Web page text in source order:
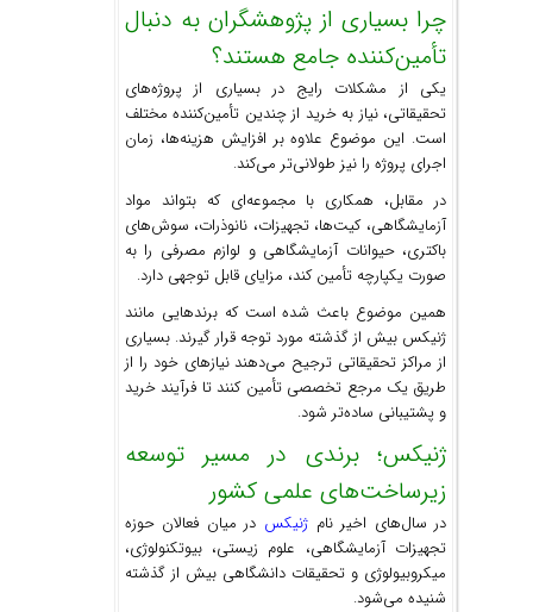
چرا بسیاری از پژوهشگران به دنبال
تأمین‌کننده جامع هستند؟
یکی از مشکلات رایج در بسیاری از پروژه‌های
تحقیقاتی، نیاز به خرید از چندین تأمین‌کننده مختلف
است. این موضوع علاوه بر افزایش هزینه‌ها، زمان
اجرای پروژه را نیز طولانی‌تر می‌کند.
در مقابل، همکاری با مجموعه‌ای که بتواند مواد
آزمایشگاهی، کیت‌ها، تجهیزات، نانوذرات، سوش‌های
باکتری، حیوانات آزمایشگاهی و لوازم مصرفی را به
صورت یکپارچه تأمین کند، مزایای قابل توجهی دارد.
همین موضوع باعث شده است که برندهایی مانند
ژنیکس بیش از گذشته مورد توجه قرار گیرند. بسیاری
از مراکز تحقیقاتی ترجیح می‌دهند نیازهای خود را از
طریق یک مرجع تخصصی تأمین کنند تا فرآیند خرید
و پشتیبانی ساده‌تر شود.
ژنیکس؛ برندی در مسیر توسعه
زیرساخت‌های علمی کشور
در سال‌های اخیر نام ژنیکس در میان فعالان حوزه
تجهیزات آزمایشگاهی، علوم زیستی، بیوتکنولوژی،
میکروبیولوژی و تحقیقات دانشگاهی بیش از گذشته
شنیده می‌شود.